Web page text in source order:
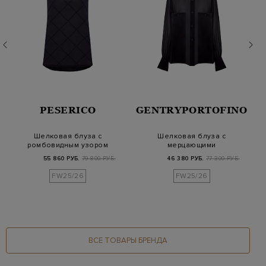
PESERICO
Шелковая блуза с
ромбовидным узором
из мерцающих бусин
55 860 РУБ. 79 800 РУБ.
FW25/26
GENTRYPORTOFINO
Шелковая блуза с
мерцающими
атласными вставками
46 380 РУБ. 77 300 РУБ.
FW25/26
ВСЕ ТОВАРЫ БРЕНДА